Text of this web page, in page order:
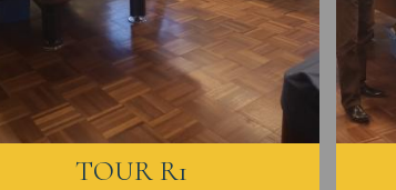
TOUR R1